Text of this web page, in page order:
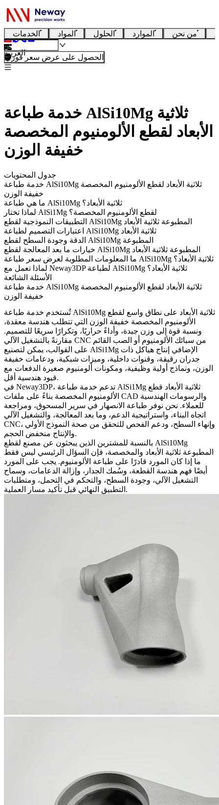
الخدمات المواد الحلول الموارد من نحن
العربية
الحصول على عرض سعر فوري
خدمة طباعة AlSi10Mg ثلاثية
الأبعاد لقطع الألومنيوم المخصصة
خفيفة الوزن
جدول المحتويات
خدمة طباعة AlSi10Mg ثلاثية الأبعاد لقطع الألومنيوم المخصصة
خفيفة الوزن
ما هي طباعة AlSi10Mg ثلاثية الأبعاد؟
لماذا تختار AlSi1Mg لقطع الألومنيوم المخصصة؟
التطبيقات النموذجية لقطع AlSi10Mg المطبوعة ثلاثية الأبعاد
اعتبارات التصميم لطباعة AlSi10Mg ثلاثية الأبعاد
الدقة وجودة السطح لقطع AlSi10Mg المطبوعة
خيارات ما بعد المعالجة لقطع AlSi10Mg المطبوعة ثلاثية الأبعاد
ما المعلومات المطلوبة لعرض سعر طباعة AlSi10Mg ثلاثية الأبعاد؟
لماذا تعمل مع Neway3DP لطباعة AlSi10Mg ثلاثية الأبعاد؟
الأسئلة الشائعة
خدمة طباعة AlSi10Mg ثلاثية الأبعاد لقطع الألومنيوم المخصصة
خفيفة الوزن
تُستخدم خدمة طباعة AlSi10Mg ثلاثية الأبعاد على نطاق واسع لقطع
الألومنيوم المخصصة خفيفة الوزن التي تتطلب هندسة معقدة،
ونسبة قوة إلى وزن جيدة، وأداءً حراريًا، وتكرارًا سريعًا للتصميم.
مقارنةً بالتشغيل الآلي CNC من سبائك الألومنيوم أو الصب القائم
على القوالب، يمكن لتصنيع AlSi1Mg الإضافي إنتاج هياكل ذات
جدران رقيقة، وقنوات داخلية، وميزات شبكية، ودعامات خفيفة
الوزن، ونماذج أولية وظيفية، ومكونات ألومنيوم صغيرة الدفعات مع
قيود هندسية أقل.
في Neway3DP، تدعم خدمة
طباعة AlSi1Mg ثلاثية الأبعاد قطع
الألومنيوم المخصصة بناءً على ملفات CAD والرسومات الهندسية
للعملاء. نحن نوفر طباعة الانصهار في سرير المسحوق، ومراجعة
اتجاه البناء، واستراتيجية الدعم، وما بعد المعالجة، والتشغيل الآلي
CNC، وإنهاء السطح، ودعم الفحص للتحقق من صحة النموذج الأولي
والإنتاج منخفض الحجم.
بالنسبة للمشترين الذين يبحثون عن مصنع لقطع AlSi10Mg
المطبوعة ثلاثية الأبعاد والمخصصة، فإن السؤال الرئيسي ليس فقط
ما إذا كان المورد قادرًا على طباعة الألومنيوم. يجب على المورد
أيضًا فهم هندسة القطعة، وسُمك الجدار، وإزالة الدعامات، وسماح
التشغيل الآلي، وجودة السطح، والتحكم في التحمل، ومتطلبات
التطبيق النهائي قبل تأكيد مسار العملية.